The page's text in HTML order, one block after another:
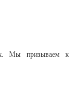
Мы призываем к